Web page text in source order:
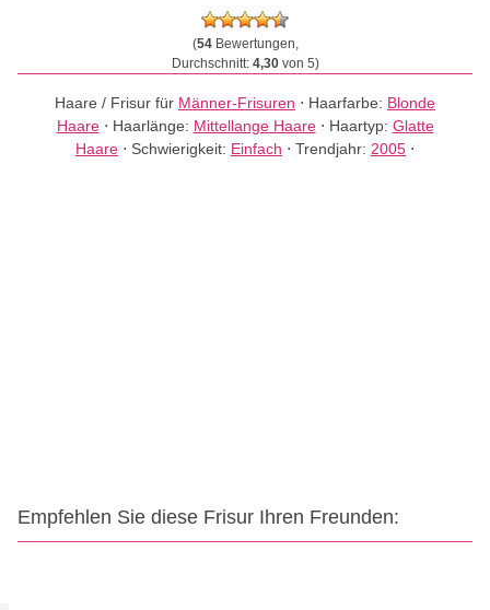
(54Bewertungen,
Durchschnitt: 4,30von 5)
Haare / Frisur für Männer-Frisuren ⋅ Haarfarbe: Blonde
Haare⋅ Haarlänge: Mittellange Haare⋅ Haartyp: Glatte
Haare ⋅ Schwierigkeit: Einfach ⋅ Trendjahr: 2005 ⋅
Empfehlen Sie diese Frisur Ihren Freunden: